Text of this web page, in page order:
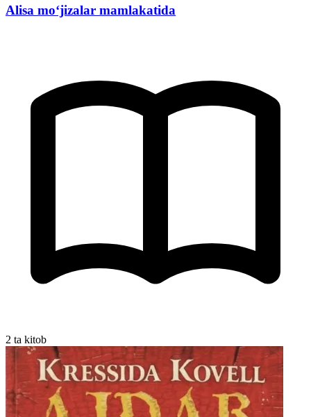
Alisa mo‘jizalar mamlakatida
2 ta kitob